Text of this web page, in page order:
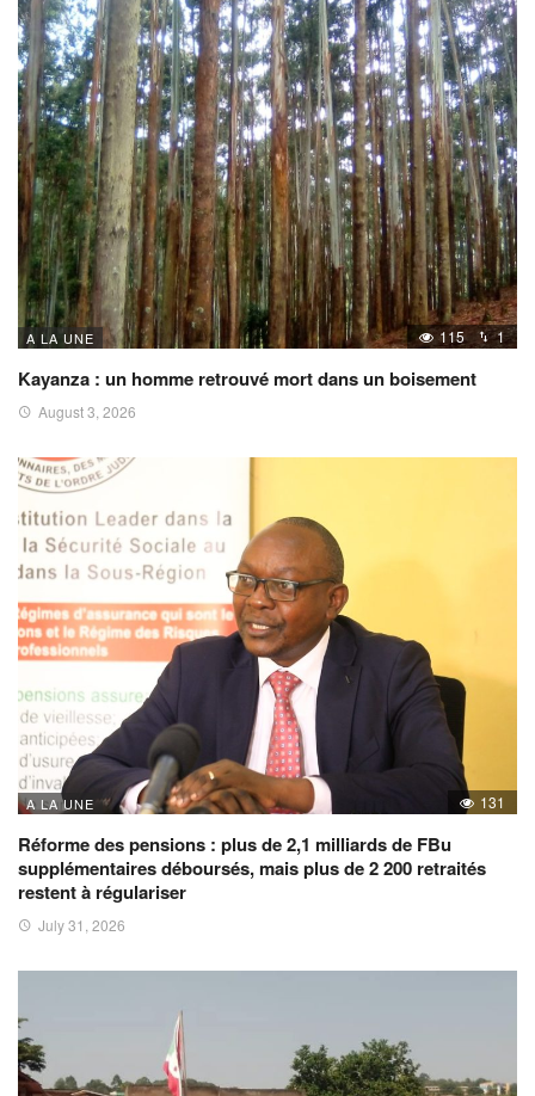
A LA UNE 115 1
Kayanza : un homme retrouvé mort dans un boisement
August 3, 2026
A LA UNE 131
Réforme des pensions : plus de 2,1 milliards de FBu
supplémentaires déboursés, mais plus de 2 200 retraités
restent à régulariser
July 31, 2026